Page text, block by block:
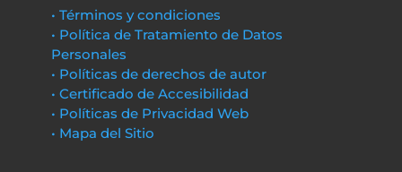
• Términos y condiciones
• Política de Tratamiento de Datos
Personales
• Políticas de derechos de autor
• Certificado de Accesibilidad
• Políticas de Privacidad Web
• Mapa del Sitio